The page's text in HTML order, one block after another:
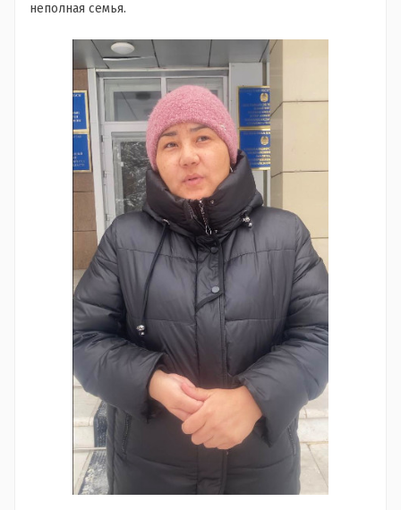
неполная семья.